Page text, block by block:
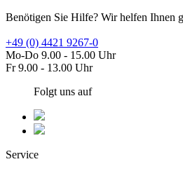
Benötigen Sie Hilfe? Wir helfen Ihnen
+49 (0) 4421 9267-0
Mo-Do 9.00 - 15.00 Uhr
Fr 9.00 - 13.00 Uhr
Folgt uns auf
Service